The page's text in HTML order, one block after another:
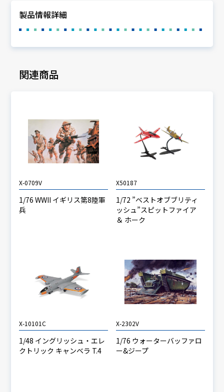
製品情報詳細
関連商品
X-0709V
1/76 WWII イギリス第8陸軍
兵
X50187
1/72 ”ベストオブブリティ
ッシュ”スピットファイア
＆ ホーク
X-10101C
1/48 イングリッシュ・エレ
クトリック キャンベラ T.4
X-2302V
1/76 ウォーターバッファロ
ー&ジープ